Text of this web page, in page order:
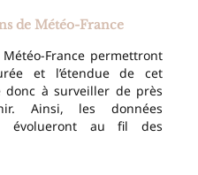
de Météo-France
France permettront
et l’étendue de cet
donc à surveiller de près
Ainsi, les données
évolueront au fil des